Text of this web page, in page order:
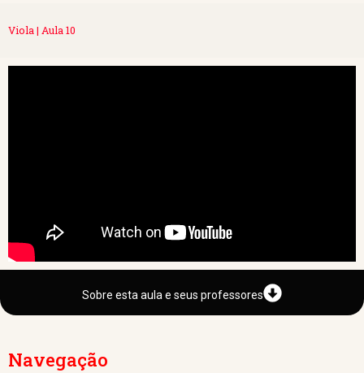
Viola | Aula 10
Sobre esta aula e seus professores
Navegação